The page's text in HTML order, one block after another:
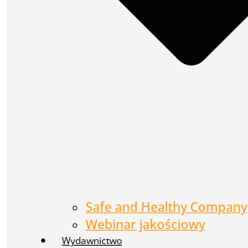
Safe and Healthy Company
Webinar jakościowy
Wydawnictwo